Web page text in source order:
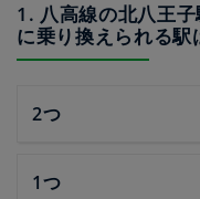
1. 八高線の北八王
に乗り換えられる駅
2つ
1つ